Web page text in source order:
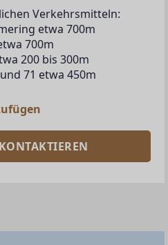
Verkehrsmitteln:
etwa 700m
700m
200 bis 300m
71 etwa 450m